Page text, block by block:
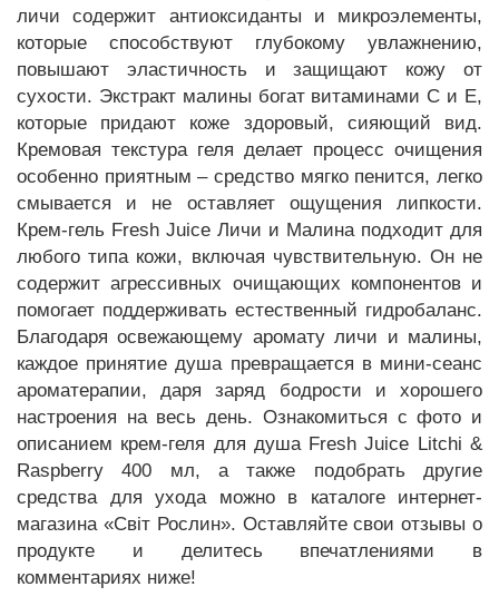
личи содержит антиоксиданты и микроэлементы,
которые способствуют глубокому увлажнению,
повышают эластичность и защищают кожу от
сухости. Экстракт малины богат витаминами C и E,
которые придают коже здоровый, сияющий вид.
Кремовая текстура геля делает процесс очищения
особенно приятным – средство мягко пенится, легко
смывается и не оставляет ощущения липкости.
Крем-гель Fresh Juice Личи и Малина подходит для
любого типа кожи, включая чувствительную. Он не
содержит агрессивных очищающих компонентов и
помогает поддерживать естественный гидробаланс.
Благодаря освежающему аромату личи и малины,
каждое принятие душа превращается в мини-сеанс
ароматерапии, даря заряд бодрости и хорошего
настроения на весь день. Ознакомиться с фото и
описанием крем-геля для душа Fresh Juice Litchi &
Raspberry 400 мл, а также подобрать другие
средства для ухода можно в каталоге интернет-
магазина «Світ Рослин». Оставляйте свои отзывы о
продукте и делитесь впечатлениями в
комментариях ниже!